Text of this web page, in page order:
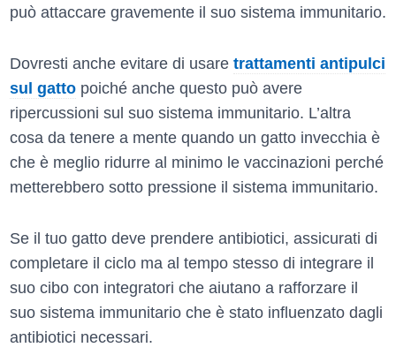
può attaccare gravemente il suo sistema immunitario.
Dovresti anche evitare di usare trattamenti antipulci
sul gatto poiché anche questo può avere
ripercussioni sul suo sistema immunitario. L’altra
cosa da tenere a mente quando un gatto invecchia è
che è meglio ridurre al minimo le vaccinazioni perché
metterebbero sotto pressione il sistema immunitario.
Se il tuo gatto deve prendere antibiotici, assicurati di
completare il ciclo ma al tempo stesso di integrare il
suo cibo con integratori che aiutano a rafforzare il
suo sistema immunitario che è stato influenzato dagli
antibiotici necessari.